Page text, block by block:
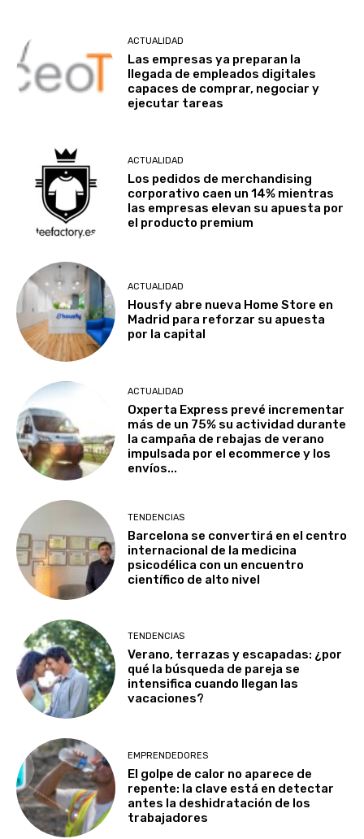
ACTUALIDAD
Las empresas ya preparan la
llegada de empleados digitales
capaces de comprar, negociar y
ejecutar tareas
ACTUALIDAD
Los pedidos de merchandising
corporativo caen un 14% mientras
las empresas elevan su apuesta por
el producto premium
ACTUALIDAD
Housfy abre nueva Home Store en
Madrid para reforzar su apuesta
por la capital
ACTUALIDAD
Oxperta Express prevé incrementar
más de un 75% su actividad durante
la campaña de rebajas de verano
impulsada por el ecommerce y los
envíos...
TENDENCIAS
Barcelona se convertirá en el centro
internacional de la medicina
psicodélica con un encuentro
científico de alto nivel
TENDENCIAS
Verano, terrazas y escapadas: ¿por
qué la búsqueda de pareja se
intensifica cuando llegan las
vacaciones?
EMPRENDEDORES
El golpe de calor no aparece de
repente: la clave está en detectar
antes la deshidratación de los
trabajadores